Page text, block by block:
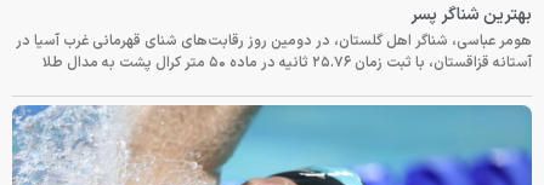
بهترین شناگر پسر
هومر عباسی، شناگر اهل گلستان، در دومین روز رقابت‌های شنای قهرمانی غرب آسیا در
آستانه قزاقستان، با ثبت زمان ۲۵.۷۶ ثانیه در ماده ۵۰ متر کرال پشت به مدال طلا